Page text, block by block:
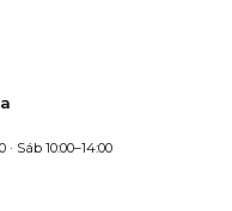
· Sáb 10:00–14:00